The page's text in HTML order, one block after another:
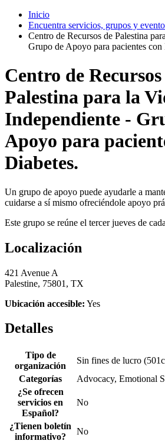
Inicio
Encuentra servicios, grupos y
Centro de Recursos de Palestina
Grupo de Apoyo para pacientes con
Centro de Recursos
Palestina para la
Independiente -
Apoyo para
Diabetes.
Un grupo de apoyo puede ayudarle a
cuidarse a sí mismo ofreciéndole apoyo
Este grupo se reúne el tercer jueves de
Localización
421 Avenue A
Palestine, 75801, TX
Ubicación accesible: Yes
Detalles
Tipo de
organización
Sin fines de lucro
Categorías
Advocacy, Emotional
¿Se ofrecen
servicios en
Español?
No
¿Tienen boletín
informativo?
No